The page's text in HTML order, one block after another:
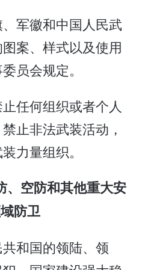
军徽和中国人民武
案、样式以及使用
员会规定。
任何组织或者个人
止非法武装活动，
力量组织。
空防和其他重大安
防卫
和国的领陆、领